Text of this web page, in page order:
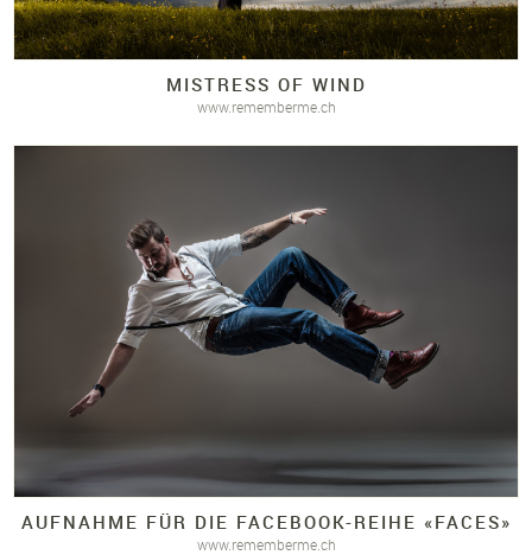
MISTRESS OF WIND
www.rememberme.ch
AUFNAHME FÜR DIE FACEBOOK-REIHE «FACES»
www.rememberme.ch